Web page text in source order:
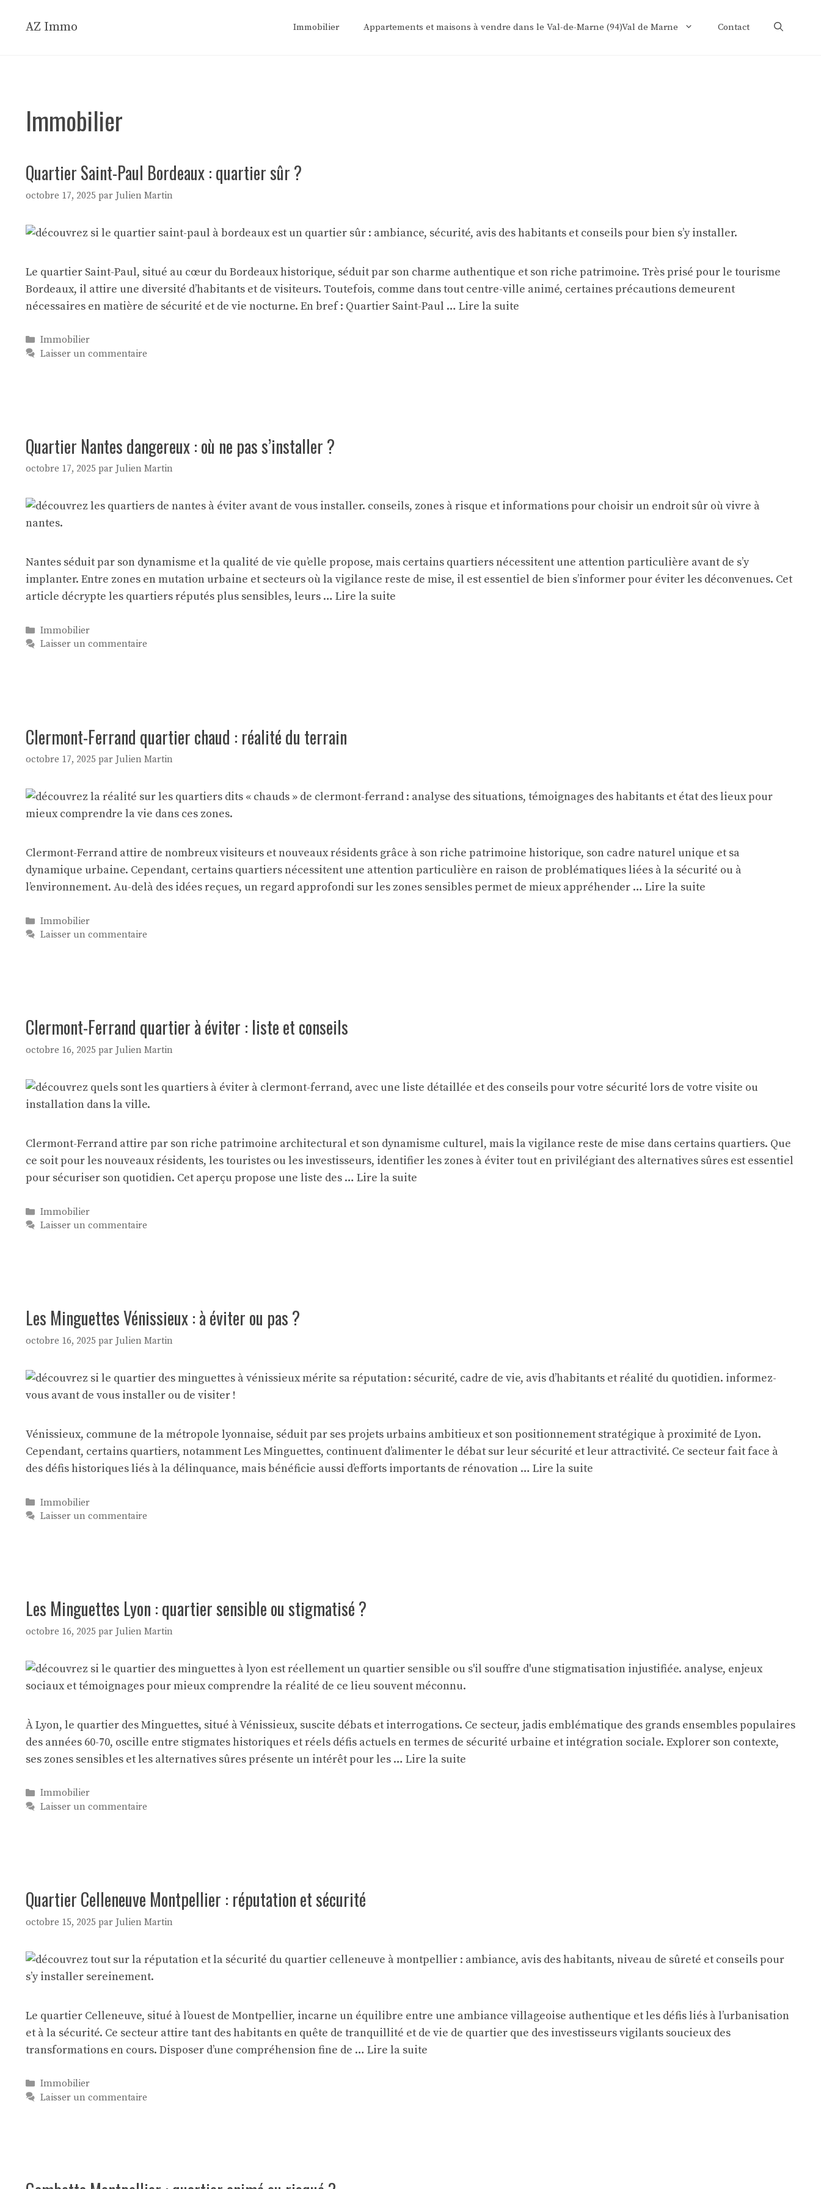
AZ Immo Immobilier Appartements et maisons à vendre dans le Val-de-Marne (94)Val de Marne Contact
Immobilier
Quartier Saint-Paul Bordeaux : quartier sûr ?
octobre 17, 2025 par Julien Martin
Le quartier Saint-Paul, situé au cœur du Bordeaux historique, séduit par son charme authentique et son riche patrimoine. Très prisé pour le tourisme
Bordeaux, il attire une diversité d’habitants et de visiteurs. Toutefois, comme dans tout centre-ville animé, certaines précautions demeurent
nécessaires en matière de sécurité et de vie nocturne. En bref : Quartier Saint-Paul … Lire la suite
Catégories
Immobilier
Laisser un commentaire
Quartier Nantes dangereux : où ne pas s’installer ?
octobre 17, 2025 par Julien Martin
Nantes séduit par son dynamisme et la qualité de vie qu’elle propose, mais certains quartiers nécessitent une attention particulière avant de s’y
implanter. Entre zones en mutation urbaine et secteurs où la vigilance reste de mise, il est essentiel de bien s’informer pour éviter les déconvenues. Cet
article décrypte les quartiers réputés plus sensibles, leurs … Lire la suite
Catégories
Immobilier
Laisser un commentaire
Clermont-Ferrand quartier chaud : réalité du terrain
octobre 17, 2025 par Julien Martin
Clermont-Ferrand attire de nombreux visiteurs et nouveaux résidents grâce à son riche patrimoine historique, son cadre naturel unique et sa
dynamique urbaine. Cependant, certains quartiers nécessitent une attention particulière en raison de problématiques liées à la sécurité ou à
l’environnement. Au-delà des idées reçues, un regard approfondi sur les zones sensibles permet de mieux appréhender … Lire la suite
Catégories
Immobilier
Laisser un commentaire
Clermont-Ferrand quartier à éviter : liste et conseils
octobre 16, 2025 par Julien Martin
Clermont-Ferrand attire par son riche patrimoine architectural et son dynamisme culturel, mais la vigilance reste de mise dans certains quartiers. Que
ce soit pour les nouveaux résidents, les touristes ou les investisseurs, identifier les zones à éviter tout en privilégiant des alternatives sûres est essentiel
pour sécuriser son quotidien. Cet aperçu propose une liste des … Lire la suite
Catégories
Immobilier
Laisser un commentaire
Les Minguettes Vénissieux : à éviter ou pas ?
octobre 16, 2025 par Julien Martin
Vénissieux, commune de la métropole lyonnaise, séduit par ses projets urbains ambitieux et son positionnement stratégique à proximité de Lyon.
Cependant, certains quartiers, notamment Les Minguettes, continuent d’alimenter le débat sur leur sécurité et leur attractivité. Ce secteur fait face à
des défis historiques liés à la délinquance, mais bénéficie aussi d’efforts importants de rénovation … Lire la suite
Catégories
Immobilier
Laisser un commentaire
Les Minguettes Lyon : quartier sensible ou stigmatisé ?
octobre 16, 2025 par Julien Martin
À Lyon, le quartier des Minguettes, situé à Vénissieux, suscite débats et interrogations. Ce secteur, jadis emblématique des grands ensembles populaires
des années 60-70, oscille entre stigmates historiques et réels défis actuels en termes de sécurité urbaine et intégration sociale. Explorer son contexte,
ses zones sensibles et les alternatives sûres présente un intérêt pour les … Lire la suite
Catégories
Immobilier
Laisser un commentaire
Quartier Celleneuve Montpellier : réputation et sécurité
octobre 15, 2025 par Julien Martin
Le quartier Celleneuve, situé à l’ouest de Montpellier, incarne un équilibre entre une ambiance villageoise authentique et les défis liés à l’urbanisation
et à la sécurité. Ce secteur attire tant des habitants en quête de tranquillité et de vie de quartier que des investisseurs vigilants soucieux des
transformations en cours. Disposer d’une compréhension fine de … Lire la suite
Catégories
Immobilier
Laisser un commentaire